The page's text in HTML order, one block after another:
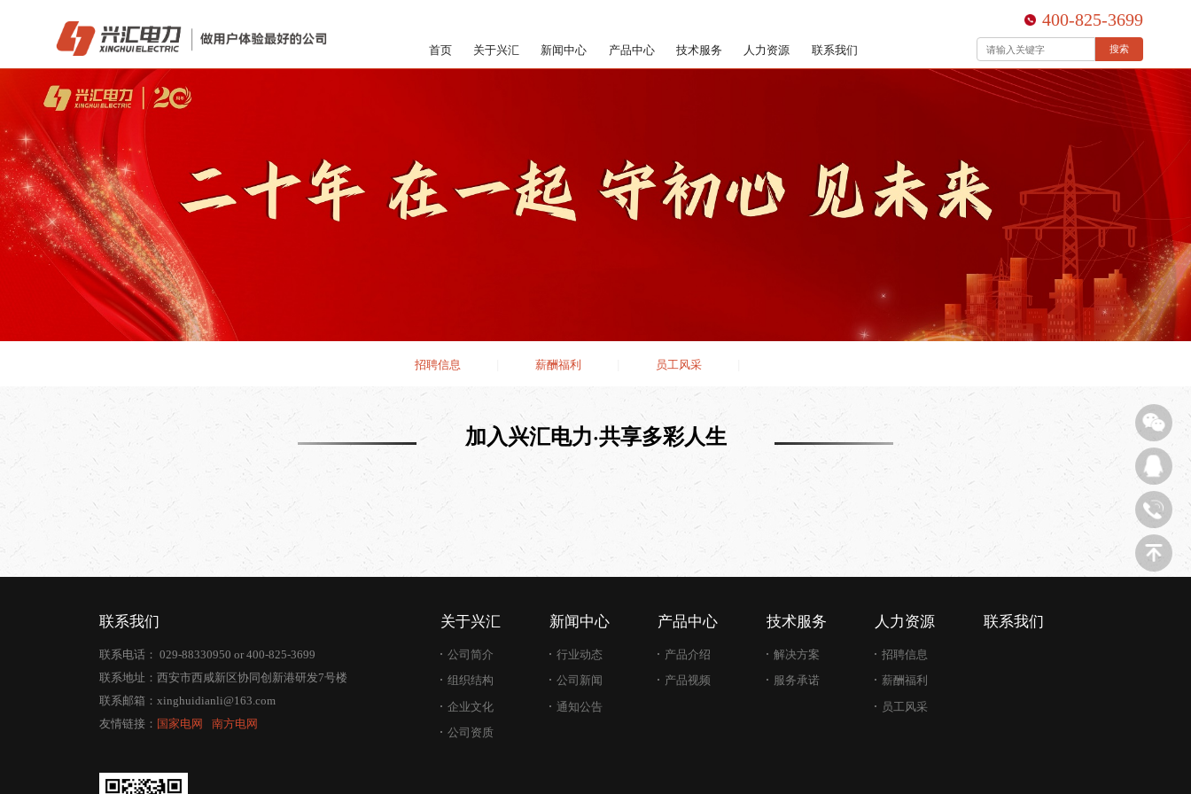
400-825-3699
首页 关于兴汇 新闻中心 产品中心 技术服务 人力资源 联系我们 搜索
招聘信息 薪酬福利 员工风采
加入兴汇电力·共享多彩人生
联系我们
联系电话： 029-88330950 or 400-825-3699
联系地址：西安市西咸新区协同创新港研发7号楼
联系邮箱： xinghuidianli@163.com
友情链接： 国家电网 南方电网
关于兴汇
公司简介
组织结构
企业文化
公司资质
新闻中心
行业动态
公司新闻
通知公告
产品中心
产品介绍
产品视频
技术服务
解决方案
服务承诺
人力资源
招聘信息
薪酬福利
员工风采
联系我们